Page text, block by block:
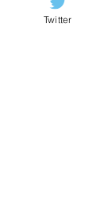
Twitter